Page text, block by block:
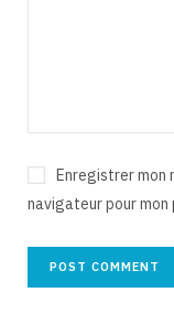
Enregistrer mon
navigateur pour mon